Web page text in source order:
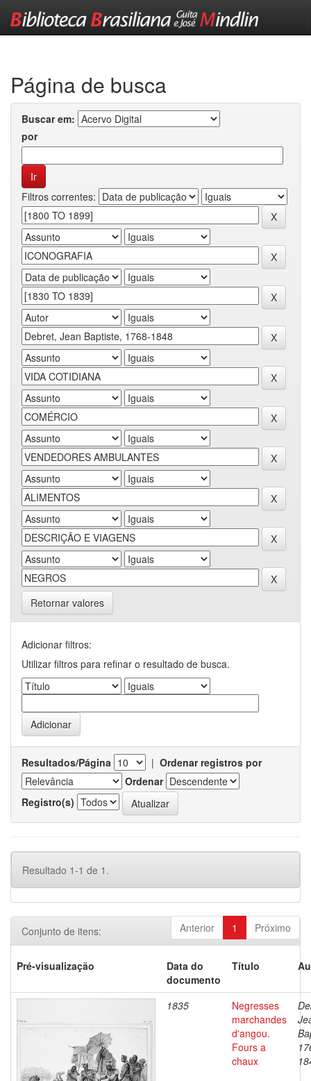
Página de busca
Buscar em:
por
Filtros correntes:
Retornar valores
Adicionar filtros:
Utilizar filtros para refinar o resultado de busca.
Resultados/Página | Ordenar registros por
Ordenar
Registro(s)
Resultado 1-1 de 1.
Anterior 1 Próximo
Conjunto de itens:
Pré-visualização
Data do
documento
Título
1835
Negresses
marchandes
d'angou.
Fours a
chaux